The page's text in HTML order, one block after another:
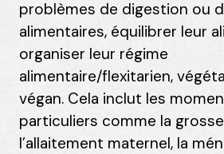
problèmes de digestion ou
alimentaires, équilibrer leur
organiser leur régime
alimentaire/flexitarien,
végan. Cela inclut les
particuliers comme la
l’allaitement maternel, la